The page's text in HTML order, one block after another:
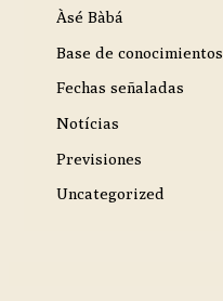
Àsé Bàbá
Base de conocimientos
Fechas señaladas
Notícias
Previsiones
Uncategorized